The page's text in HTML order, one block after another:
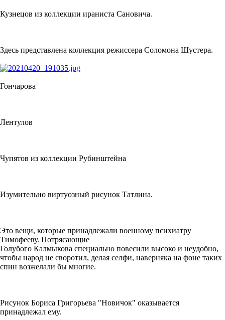
Кузнецов из коллекции ираниста Сановича.
Здесь представлена коллекция режиссера Соломона Шустера.
Гончарова
Лентулов
Чупятов из коллекции Рубинштейна
Изумительно виртуозный рисунок Татлина.
Это вещи, которые принадлежали военному психиатру
Тимофееву. Потрясающие
Голубого Калмыкова специально повесили высоко и неудобно,
чтобы народ не своротил, делая селфи, наверняка на фоне таких
спин возжелали бы многие.
Рисунок Бориса Григорьева "Новичок" оказывается
принадлежал ему.